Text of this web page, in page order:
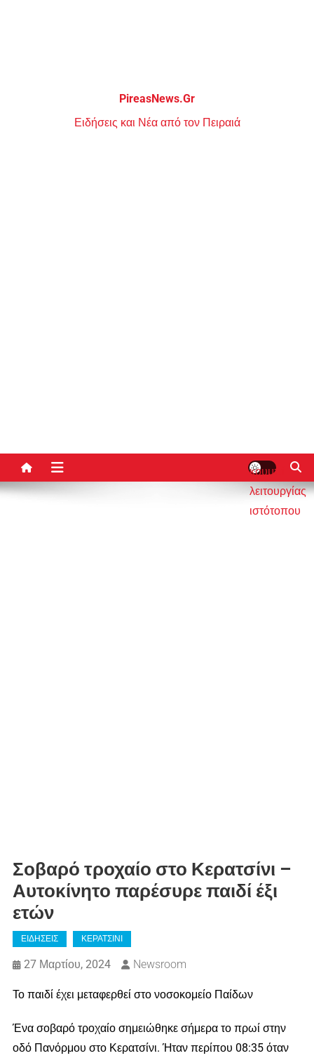
PireasNews.Gr
Ειδήσεις και Νέα από τον Πειραιά
κουμπί
λειτουργίας
ιστότοπου
Σοβαρό τροχαίο στο Κερατσίνι –
Αυτοκίνητο παρέσυρε παιδί έξι
ετών
ΕΙΔΗΣΕΙΣ ΚΕΡΑΤΣΙΝΙ
27 Μαρτίου, 2024 Newsroom
Το παιδί έχει μεταφερθεί στο νοσοκομείο Παίδων
Ένα σοβαρό τροχαίο σημειώθηκε σήμερα το πρωί στην
οδό Πανόρμου στο Κερατσίνι. Ήταν περίπου 08:35 όταν